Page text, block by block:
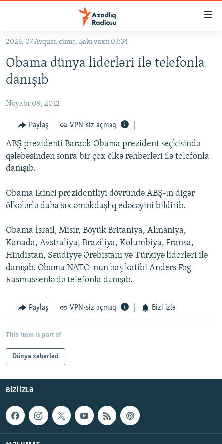
Əsas
qayıt
Əsas
naviqasiyaya
qayıt
KORRUPSIOMETR
#ƏSLINDƏ
FƏRQƏ BAX
QANUNI DOĞRU
ARAŞDIRMA
VIDEO
İNFOQRAFIKA
KARIKATURA
RADIO ARXIV
AZƏRBAYCAN ƏDƏBIYYATI KITABXANASI
İSLAM VƏ DEMOKRATIYA
İZ - MƏDƏNIYYƏT PROQRAMI
MISSIYAMIZ
PEŞƏ ETIKASI VƏ JURNALISTIKA STANDARTLARIMIZ
MATERIALLARIMIZDAN ISTIFADƏ
AZADLIQRADIOSU MOBIL TELEFONUNUZDA
BIZIMLƏ ƏLAQƏ
XƏBƏR BÜLLETENLƏRIMIZ
BIZI IZLƏ
2026, 07 Avqust, cümə, Bakı vaxtı 03:34
Obama dünya liderləri ilə telefonla
danışıb
Noyabr 09, 2012
Paylaş VPN-siz açmaq
ABŞ prezidenti Barack Obama prezident seçkisində
qələbəsindən sonra bir çox ölkə rəhbərləri ilə telefonla
danışıb.
Obama ikinci prezidentliyi dövründə ABŞ-ın digər
ölkələrlə daha sıx əməkdaşlıq edəcəyini bildirib.
Obama İsrail, Misir, Böyük Britaniya, Almaniya,
Kanada, Avstraliya, Braziliya, Kolumbiya, Fransa,
Hindistan, Səudiyyə Ərəbistanı və Türkiyə liderləri ilə
danışıb. Obama NATO-nun baş katibi Anders Fog
Rasmussenlə də telefonla danışıb.
Paylaş VPN-siz açmaq Bizi izlə
This item is part of
Dünya xəbərləri
BIZI IZLƏ